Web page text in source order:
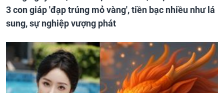
3 con giáp 'đạp trúng mỏ vàng', tiền bạc nhiều như lá
sung, sự nghiệp vượng phát